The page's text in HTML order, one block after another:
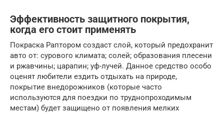
Эффективность защитного покрытия,
когда его стоит применять
Покраска Раптором создаст слой, который предохранит
авто от: сурового климата; солей; образования плесени
и ржавчины; царапин; уф-лучей. Данное средство особо
оценят любители ездить отдыхать на природе,
покрытие внедорожников (которые часто
используются для поездки по труднопроходимым
местам) будет защищено от появления мелких